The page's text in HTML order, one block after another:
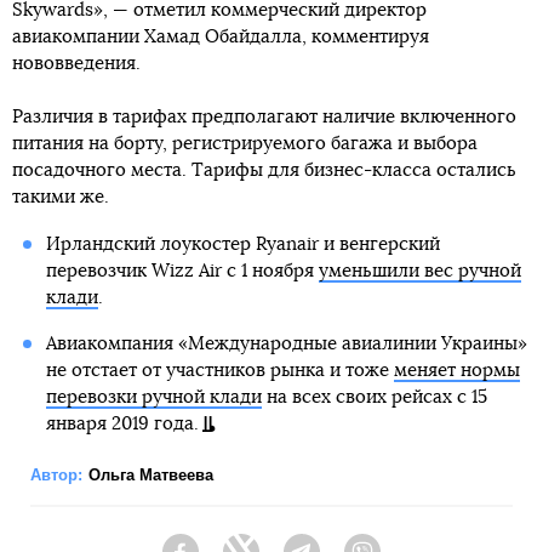
Skywards», — отметил коммерческий директор
авиакомпании Хамад Обайдалла, комментируя
нововведения.
Различия в тарифах предполагают наличие включенного
питания на борту, регистрируемого багажа и выбора
посадочного места. Тарифы для бизнес-класса остались
такими же.
Ирландский лоукостер Ryanair и венгерский
перевозчик Wizz Air с 1 ноября уменьшили вес ручной
клади.
Авиакомпания «Международные авиалинии Украины»
не отстает от участников рынка и тоже меняет нормы
перевозки ручной кладина всех своих рейсах с 15
января 2019 года.
Автор: Ольга Матвеева